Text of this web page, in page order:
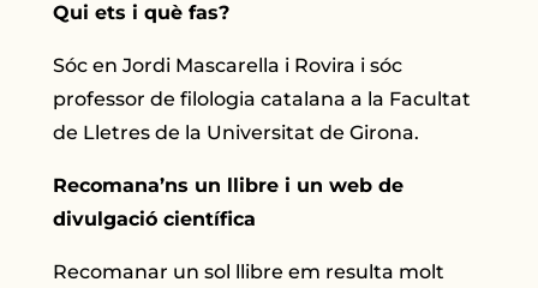
Qui ets i què fas?
Sóc en Jordi Mascarella i Rovira i sóc
professor de filologia catalana a la Facultat
de Lletres de la Universitat de Girona.
Recomana’ns un llibre i un web de
divulgació científica
Recomanar un sol llibre em resulta molt